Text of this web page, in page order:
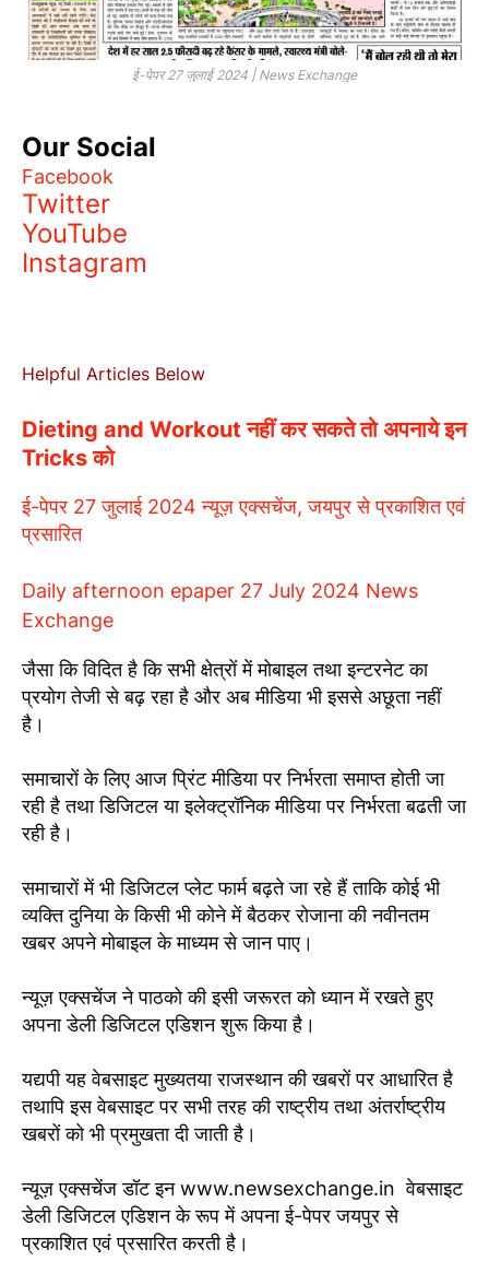
ई-पेपर 27 जुलाई 2024 | News Exchange
Our Social
Facebook
Twitter
YouTube
Instagram
Helpful Articles Below
Dieting and Workout नहीं कर सकते तो अपनाये इन
Tricks को
ई-पेपर 27 जुलाई 2024 न्यूज़ एक्सचेंज, जयपुर से प्रकाशित एवं
प्रसारित
Daily afternoon epaper 27 July 2024 News
Exchange
जैसा कि विदित है कि सभी क्षेत्रों में मोबाइल तथा इन्टरनेट का
प्रयोग तेजी से बढ़ रहा है और अब मीडिया भी इससे अछूता नहीं
है।
समाचारों के लिए आज प्रिंट मीडिया पर निर्भरता समाप्त होती जा
रही है तथा डिजिटल या इलेक्ट्रॉनिक मीडिया पर निर्भरता बढती जा
रही है।
समाचारों में भी डिजिटल प्लेट फार्म बढ़ते जा रहे हैं ताकि कोई भी
व्यक्ति दुनिया के किसी भी कोने में बैठकर रोजाना की नवीनतम
खबर अपने मोबाइल के माध्यम से जान पाए।
न्यूज़ एक्सचेंज ने पाठको की इसी जरूरत को ध्यान में रखते हुए
अपना डेली डिजिटल एडिशन शुरू किया है।
यद्यपी यह वेबसाइट मुख्यतया राजस्थान की खबरों पर आधारित है
तथापि इस वेबसाइट पर सभी तरह की राष्ट्रीय तथा अंतर्राष्ट्रीय
खबरों को भी प्रमुखता दी जाती है।
न्यूज़ एक्सचेंज डॉट इन www.newsexchange.in वेबसाइट
डेली डिजिटल एडिशन के रूप में अपना ई-पेपर जयपुर से
प्रकाशित एवं प्रसारित करती है।